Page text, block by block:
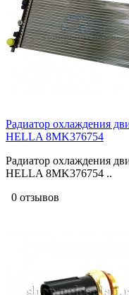
Радиатор охлаждения
HELLA 8MK376754
Радиатор охлаждения
HELLA 8MK376754 ..
0 отзывов